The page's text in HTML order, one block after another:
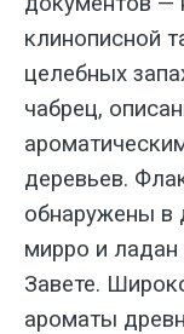
клинописной
целебных
чабрец,
деревьев.
обнаружены в
мирро и
Завете.
ароматы